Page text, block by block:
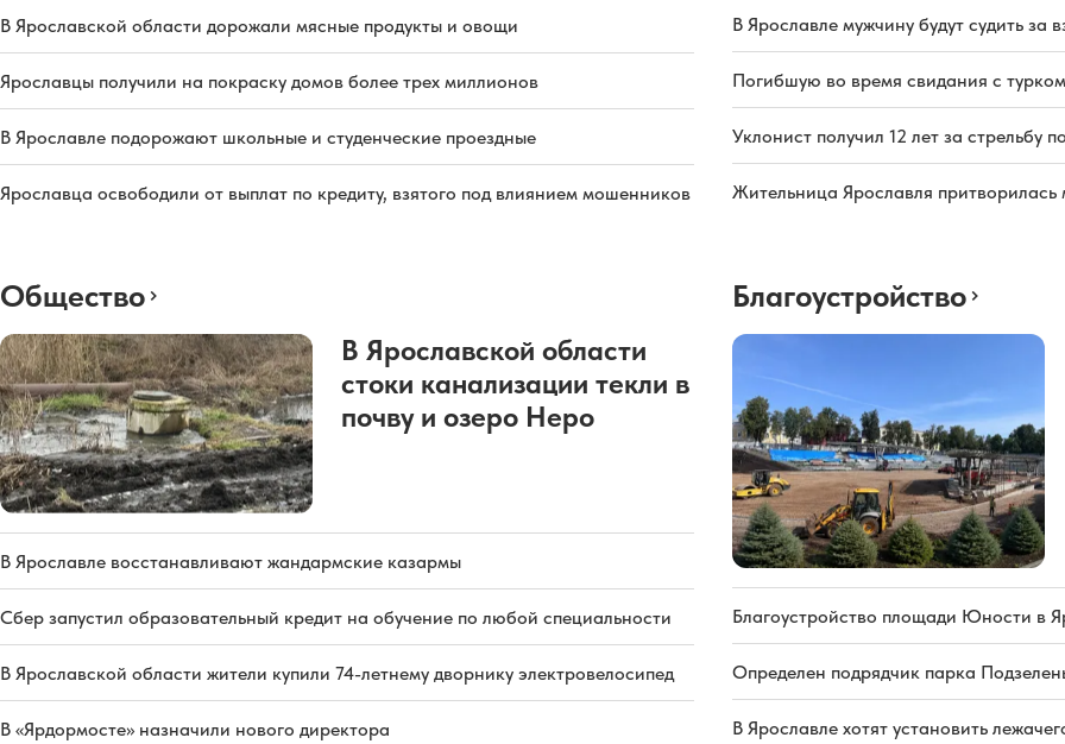
В Ярославской области дорожали мясные продукты и овощи
Ярославцы получили на покраску домов более трех миллионов
В Ярославле подорожают школьные и студенческие проездные
Ярославца освободили от выплат по кредиту, взятого под влиянием мошенников
В Ярославле мужчину будут судить за
Погибшую во время свидания с
Уклонист получил 12 лет за стрельбу
Жительница Ярославля
Общество
В Ярославской области
стоки канализации текли в
почву и озеро Неро
В Ярославле восстанавливают жандармские казармы
Сбер запустил образовательный кредит на обучение по любой специальности
В Ярославской области жители купили 74-летнему дворнику электровелосипед
В «Ярдормосте» назначили нового директора
Благоустройство
Благоустройство площади Юности в
Определен подрядчик парка
В Ярославле хотят установить